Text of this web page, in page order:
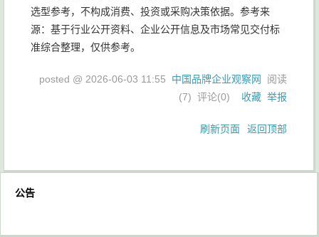
选型参考，不构成消费、投资或采购决策依据。参考来
源：基于行业公开资料、企业公开信息及市场常见交付标
准综合整理，仅供参考。
posted @ 2026-06-03 11:55 中国品牌企业观察网
阅读
(7) 评论(0) 收藏 举报
刷新页面 返回顶部
公告